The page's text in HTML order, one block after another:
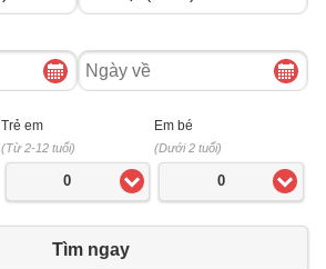
Ngày
về
Trẻ em
(Từ 2-12 tuổi)
0
Em bé
(Dưới 2 tuổi)
0
Tìm ngay